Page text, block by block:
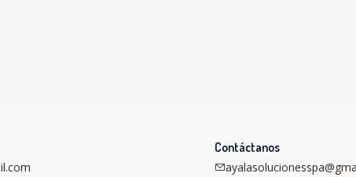
Contáctanos